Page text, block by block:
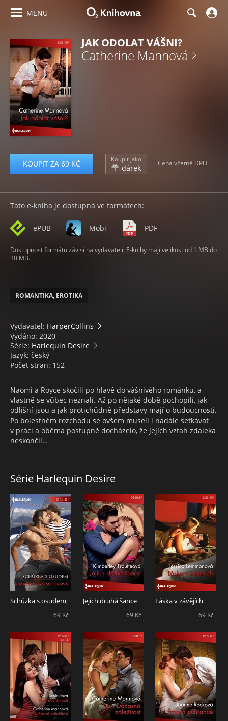
MENU
JAK ODOLAT VÁŠNI?
Catherine Mannová
KOUPIT ZA 69 KČ Koupit jako
dárek Cena včetně DPH
Tato e-kniha je dostupná ve formátech:
ePUB Mobi PDF
Dostupnost formátů závisí na vydavateli. E-knihy mají velikost od 1 MB do
30 MB.
ROMANTIKA, EROTIKA
Vydavatel: HarperCollins
Vydáno: 2020
Série: Harlequin Desire
Jazyk: český
Počet stran: 152
Naomi a Royce skočili po hlavě do vášnivého románku, a
vlastně se vůbec neznali. Až po nějaké době pochopili, jak
odlišní jsou a jak protichůdné představy mají o budoucnosti.
Po bolestném rozchodu se ovšem museli i nadále setkávat
v práci a oběma postupně docházelo, že jejich vztah zdaleka
neskončil…
Série Harlequin Desire
Schůzka s osudem
69 Kč
Jejich druhá šance
69 Kč
Láska v závějích
69 Kč